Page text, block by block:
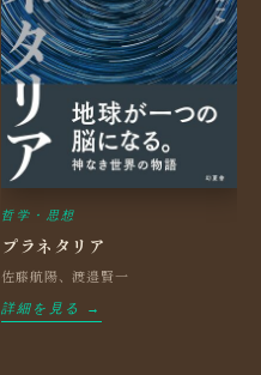
哲学・思想
プラネタリア
佐藤航陽、渡邉賢一
詳細を見る →